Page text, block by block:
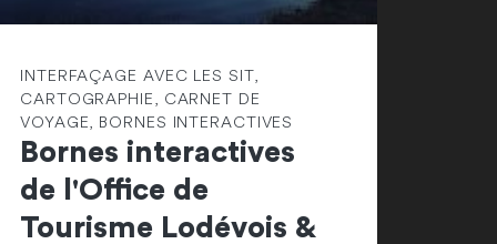
INTERFAÇAGE AVEC LES SIT,
CARTOGRAPHIE, CARNET DE
VOYAGE, BORNES INTERACTIVES
Bornes interactives
de l'Office de
Tourisme Lodévois &